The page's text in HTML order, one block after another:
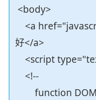
<body>
<a
好</a>
<script
<!--
function